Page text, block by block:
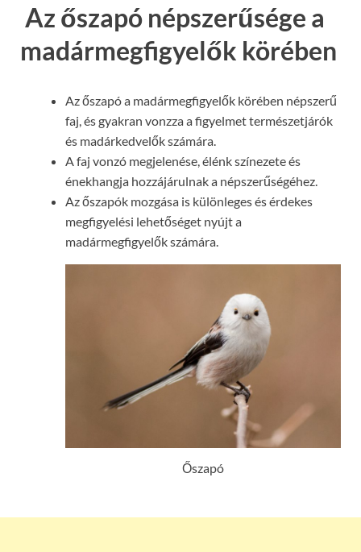
Az őszapó népszerűsége a
madármegfigyelők körében
Az őszapó a madármegfigyelők körében népszerű
faj, és gyakran vonzza a figyelmet természetjárók
és madárkedvelők számára.
A faj vonzó megjelenése, élénk színezete és
énekhangja hozzájárulnak a népszerűségéhez.
Az őszapók mozgása is különleges és érdekes
megfigyelési lehetőséget nyújt a
madármegfigyelők számára.
Őszapó